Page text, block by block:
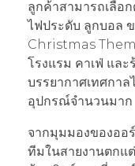
ลูกค้าสามารถเลือ
ไฟประดับ ลูกบอล
Christmas
โรงแรม คาเฟ่ แล
บรรยากาศเทศกา
อุปกรณ์จำนวนมาก
จากมุมมองของออ
ทีมในสายงานตกแ